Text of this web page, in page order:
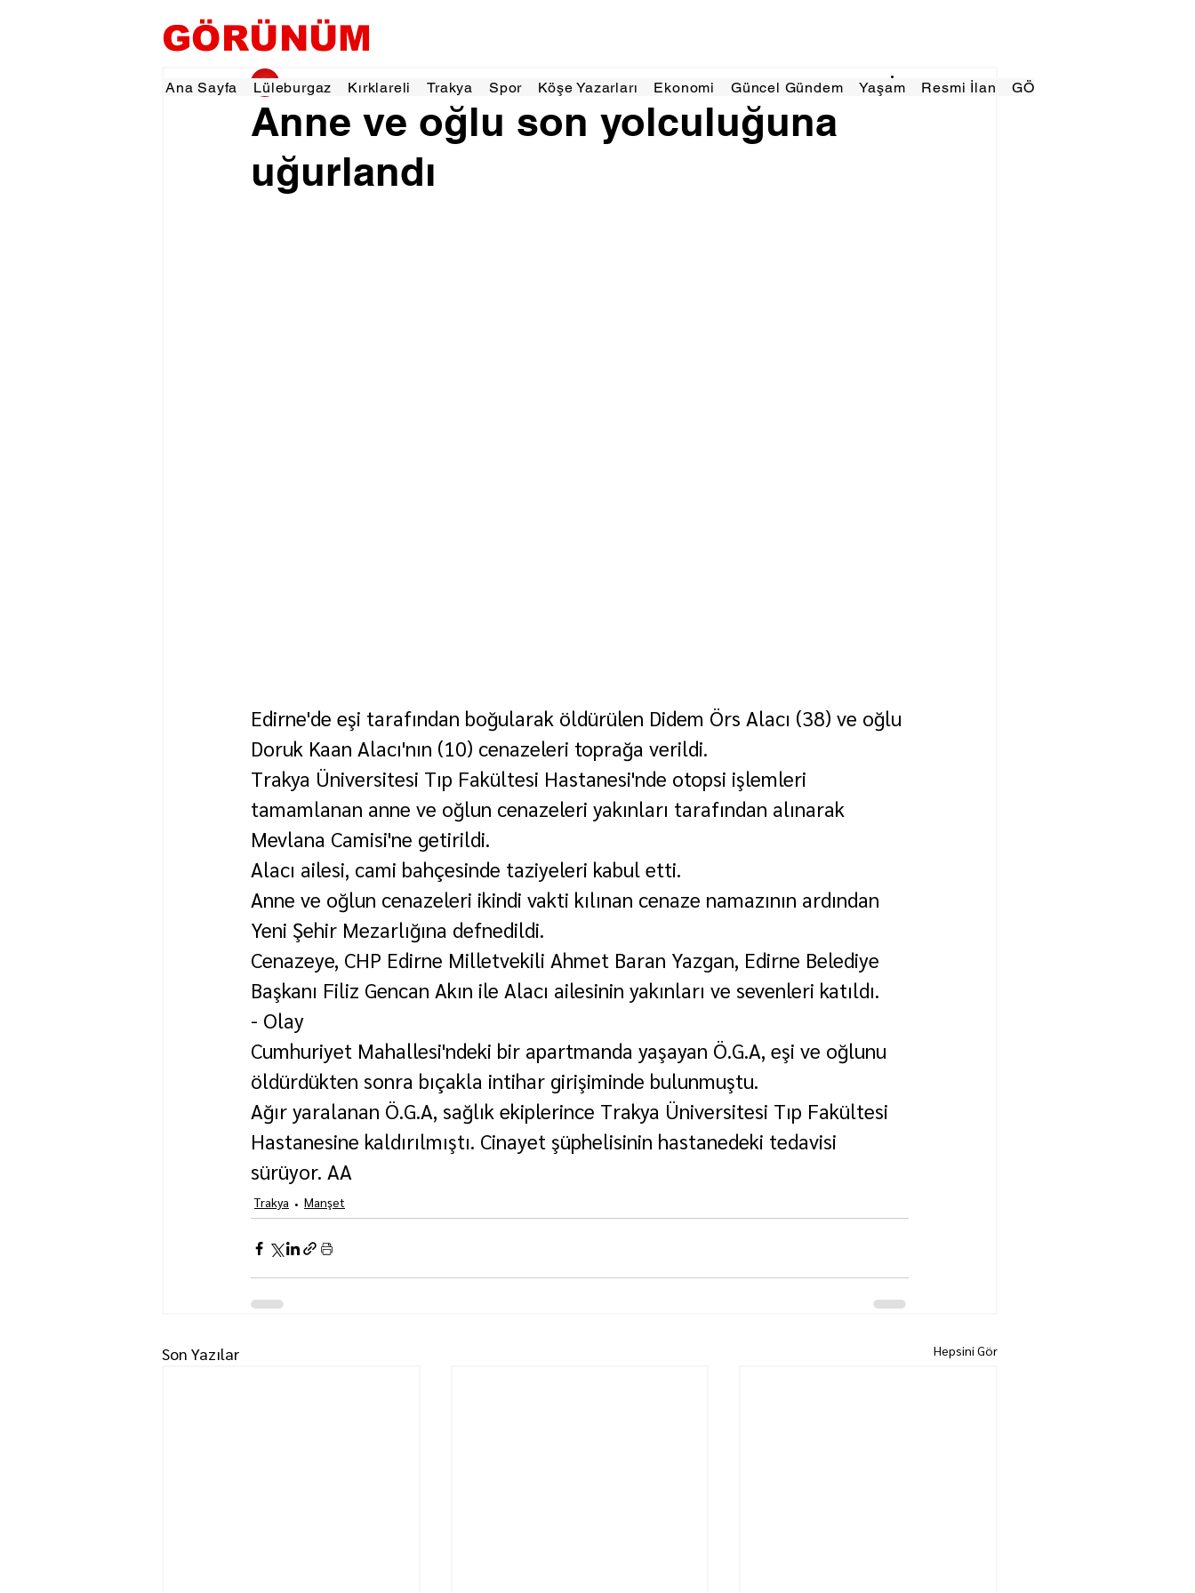
GÖRÜNÜM
Ana Sayfa Lüleburgaz Kırklareli Trakya Spor Köşe Yazarları Ekonomi Güncel Gündem Yaşam Resmi İlan GÖRÜNÜMTV
Anne ve oğlu son yolculuğuna
uğurlandı
gorunumhaber 7 Ağu 2025 1 dakikada okunur
Edirne'de eşi tarafından boğularak öldürülen Didem Örs Alacı (38) ve oğlu
Doruk Kaan Alacı'nın (10) cenazeleri toprağa verildi.
Trakya Üniversitesi Tıp Fakültesi Hastanesi'nde otopsi işlemleri
tamamlanan anne ve oğlun cenazeleri yakınları tarafından alınarak
Mevlana Camisi'ne getirildi.
Alacı ailesi, cami bahçesinde taziyeleri kabul etti.
Anne ve oğlun cenazeleri ikindi vakti kılınan cenaze namazının ardından
Yeni Şehir Mezarlığına defnedildi.
Cenazeye, CHP Edirne Milletvekili Ahmet Baran Yazgan, Edirne Belediye
Başkanı Filiz Gencan Akın ile Alacı ailesinin yakınları ve sevenleri katıldı.
- Olay
Cumhuriyet Mahallesi'ndeki bir apartmanda yaşayan Ö.G.A, eşi ve oğlunu
öldürdükten sonra bıçakla intihar girişiminde bulunmuştu.
Ağır yaralanan Ö.G.A, sağlık ekiplerince Trakya Üniversitesi Tıp Fakültesi
Hastanesine kaldırılmıştı. Cinayet şüphelisinin hastanedeki tedavisi
sürüyor. AA
Trakya Manşet
Son Yazılar Hepsini Gör